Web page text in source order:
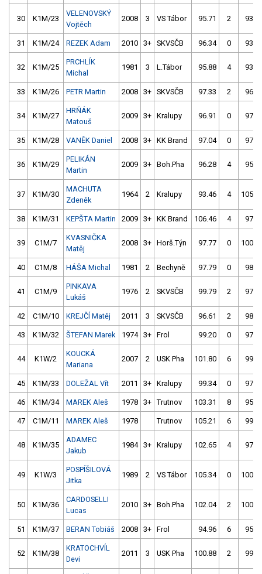
30 K1M/23
VELENOVSKÝ
Vojtěch
2008 3 VS Tábor 95.71 2
31 K1M/24 REZEK Adam 2010 3+ SKVSČB 96.34 0
32 K1M/25
PRCHLÍK
Michal
1981 3 L.Tábor 95.88 4
33 K1M/26 PETR Martin 2008 3+ SKVSČB 97.33 2
34 K1M/27
HRŇÁK
Matouš
2009 3+ Kralupy 96.91 0
35 K1M/28 VANĚK Daniel 2008 3+ KK Brand 97.04 0
36 K1M/29
PELIKÁN
Martin
2009 3+ Boh.Pha 96.28 4
37 K1M/30
MACHUTA
Zdeněk
1964 2 Kralupy 93.46 4
38 K1M/31 KEPŠTA Martin 2009 3+ KK Brand 106.46 4
39 C1M/7
KVASNIČKA
Matěj
2008 3+ Horš.Týn 97.77 0
40 C1M/8 HÁŠA Michal 1981 2 Bechyně 97.79 0
41 C1M/9
PINKAVA
Lukáš
1976 2 SKVSČB 99.79 2
42 C1M/10 KREJČÍ Matěj 2011 3 SKVSČB 96.61 2
43 K1M/32 ŠTEFAN Marek 1974 3+ Frol 99.20 0
44 K1W/2
KOUCKÁ
Mariana
2007 2 USK Pha 101.80 6
45 K1M/33 DOLEŽAL Vít 2011 3+ Kralupy 99.34 0
46 K1M/34 MAREK Aleš 1978 3+ Trutnov 103.31 8
47 C1M/11 MAREK Aleš 1978 Trutnov 105.21 6
48 K1M/35
ADAMEC
Jakub
1984 3+ Kralupy 102.65 4
49 K1W/3
POSPÍŠILOVÁ
Jitka
1989 2 VS Tábor 105.34 0
50 K1M/36
CARDOSELLI
Lucas
2010 3+ Boh.Pha 102.04 2
51 K1M/37 BERAN Tobiáš 2008 3+ Frol 94.96 6
52 K1M/38
KRATOCHVÍL
Devi
2011 3 USK Pha 100.88 2